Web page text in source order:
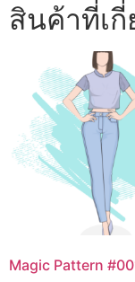
สินค้าที่เกี่
Magic Pattern